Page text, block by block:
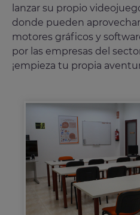
lanzar su propio
donde pueden
motores gráficos y
por las empresas del
¡empieza tu propia